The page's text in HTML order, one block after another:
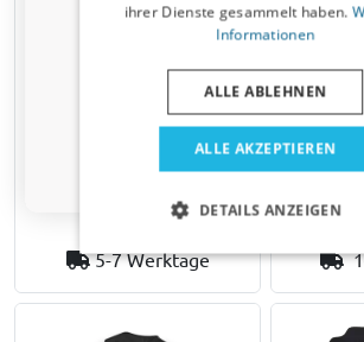
Fußmatten passend für
Volkswagen up! 2021-
heute 5-Türer Schrägheck -
Nadelfilz
€ 34,95
5-7 Werktage
ihrer Dienste gesammelt haben.
Informationen
ALLE AKZEPTIEREN
ALLE ABLEHNEN
DETAILS ANZEIGEN
Nutzfahrzeug
Haustier